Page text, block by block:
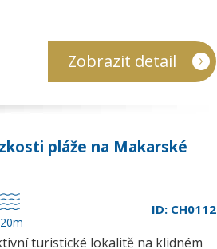
Zobrazit detail
pláže na Makarské
ID: CH0112
turistické lokalitě na klidném